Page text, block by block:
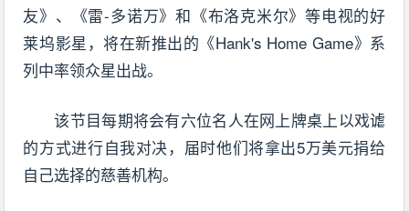
友》、《雷-多诺万》和《布洛克米尔》等电视的好
莱坞影星，将在新推出的《Hank's Home Game》系
列中率领众星出战。
该节目每期将会有六位名人在网上牌桌上以戏谑
的方式进行自我对决，届时他们将拿出5万美元捐给
自己选择的慈善机构。